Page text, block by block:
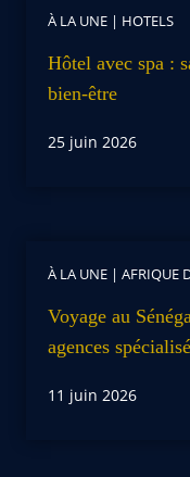
À LA UNE | HOTELS
Hôtel avec spa :
bien-être
25 juin 2026
À LA UNE | AFRIQUE
Voyage au
agences
11 juin 2026